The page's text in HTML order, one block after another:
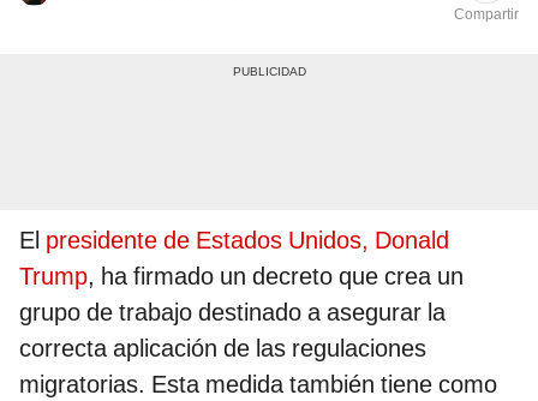
Compartir
El presidente de Estados Unidos, Donald
Trump, ha firmado un decreto que crea un
grupo de trabajo destinado a asegurar la
correcta aplicación de las regulaciones
migratorias. Esta medida también tiene como